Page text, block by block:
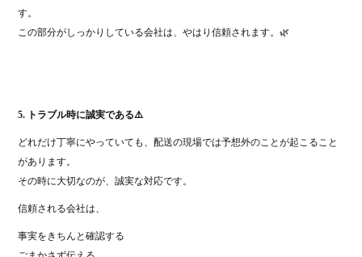
す。
この部分がしっかりしている会社は、やはり信頼されます。🌿
5. トラブル時に誠実である⚠️
どれだけ丁寧にやっていても、配送の現場では予想外のことが起こること
があります。
その時に大切なのが、誠実な対応です。
信頼される会社は、
事実をきちんと確認する